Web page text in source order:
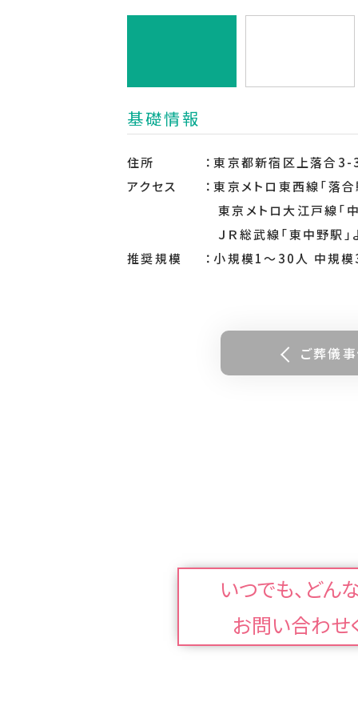
基礎情報
住所
東京都新宿区上落合
アクセス
東京メトロ東西線「落
東京メトロ大江戸線「
ＪＲ総武線「東中野駅
推奨規模
小規模1～30人 中規
ご葬儀
いつでも、どん
お問い合わせ